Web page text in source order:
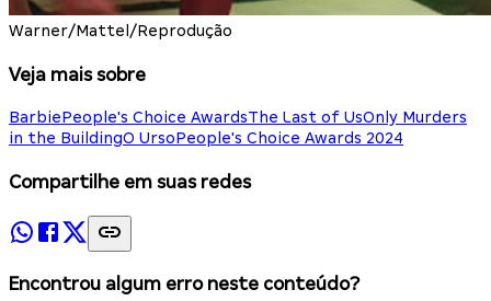
Warner/Mattel/Reprodução
Veja mais sobre
BarbiePeople's Choice AwardsThe Last of UsOnly Murders
in the BuildingO UrsoPeople's Choice Awards 2024
Compartilhe em suas redes
Encontrou algum erro neste conteúdo?